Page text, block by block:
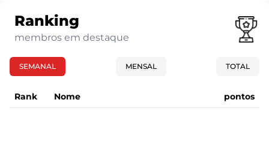
Ranking
membros em destaque
SEMANAL MENSAL TOTAL
Rank Nome pontos